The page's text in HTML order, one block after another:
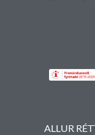
ALLUR